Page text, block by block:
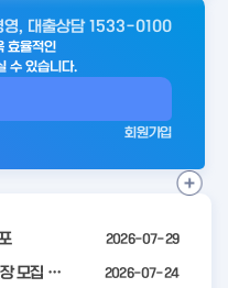
영, 대출상담 1533-0100
효율적인
수 있습니다.
회원가입
2026-07-29
2026년 전국우수시장박람회 참가시장 모집 공고 2026-07-24
공